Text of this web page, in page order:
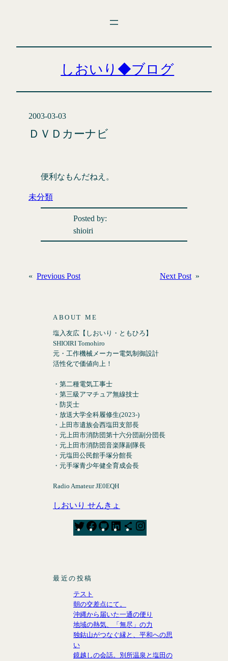
しおいり◆ブログ
2003-03-03
ＤＶＤカーナビ
便利なもんだねえ。
未分類
Posted by:
shioiri
« Previous Post Next Post »
ABOUT ME
塩入友広【しおいり・ともひろ】
SHIOIRI Tomohiro
元・工作機械メーカー電気制御設計
活性化で価値向上！
・第二種電気工事士
・第三級アマチュア無線技士
・防災士
・放送大学全科履修生(2023-)
・上田市遺族会西塩田支部長
・元上田市消防団第十六分団副分団長
・元上田市消防団音楽隊副隊長
・元塩田公民館手塚分館長
・元手塚青少年健全育成会長
Radio Amateur JE0EQH
しおいり せんきょ
T
w
t
r
F
a
k
G
i
L
i
S
h
o
n
n
a
m
最近の投稿
テスト
朝の交差点にて。
沖縄から届いた一通の便り
地域の熱気、「無尽」の力
独鈷山がつなぐ縁と、平和への思
い
鏡越しの会話。別所温泉と塩田の